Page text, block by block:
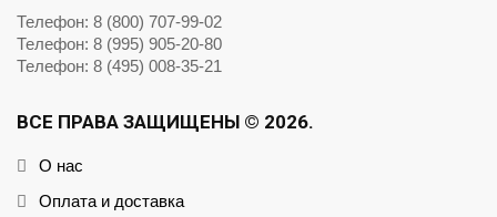
Телефон: 8 (800) 707-99-02
Телефон: 8 (995) 905-20-80
Телефон: 8 (495) 008-35-21
ВСЕ ПРАВА ЗАЩИЩЕНЫ © 2026.
О нас
Оплата и доставка